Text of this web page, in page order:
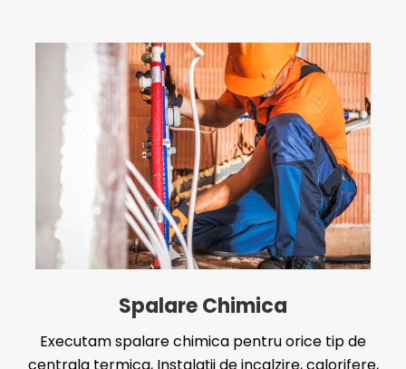
Spalare Chimica
Executam spalare chimica pentru orice tip de